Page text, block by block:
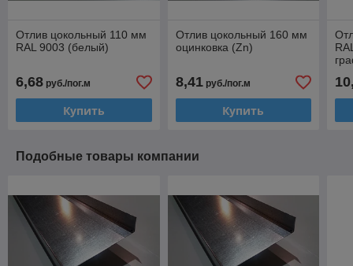
Отлив цокольный 110 мм
RAL 9003 (белый)
6,68 руб./пог.м
Купить
Отлив цокольный 160 мм
оцинковка (Zn)
8,41руб./пог.м
Купить
Подобные товары компании